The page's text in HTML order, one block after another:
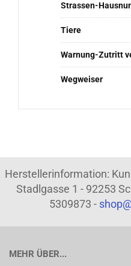
Strassen-
Tiere
Warnung-Zutritt
Wegweiser
Herstellerinformation:
Stadlgasse 1 - 92253
5309873 -
MEHR ÜBER...